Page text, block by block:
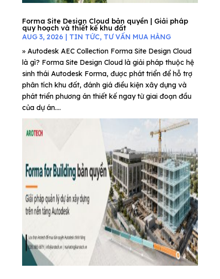
Forma Site Design Cloud bản quyền | Giải pháp
quy hoạch và thiết kế khu đất
AUG 3, 2026 | TIN TỨC, TƯ VẤN MUA HÀNG
» Autodesk AEC Collection Forma Site Design Cloud
là gì? Forma Site Design Cloud là giải pháp thuộc hệ
sinh thái Autodesk Forma, được phát triển để hỗ trợ
phân tích khu đất, đánh giá điều kiện xây dựng và
phát triển phương án thiết kế ngay từ giai đoạn đầu
của dự án....